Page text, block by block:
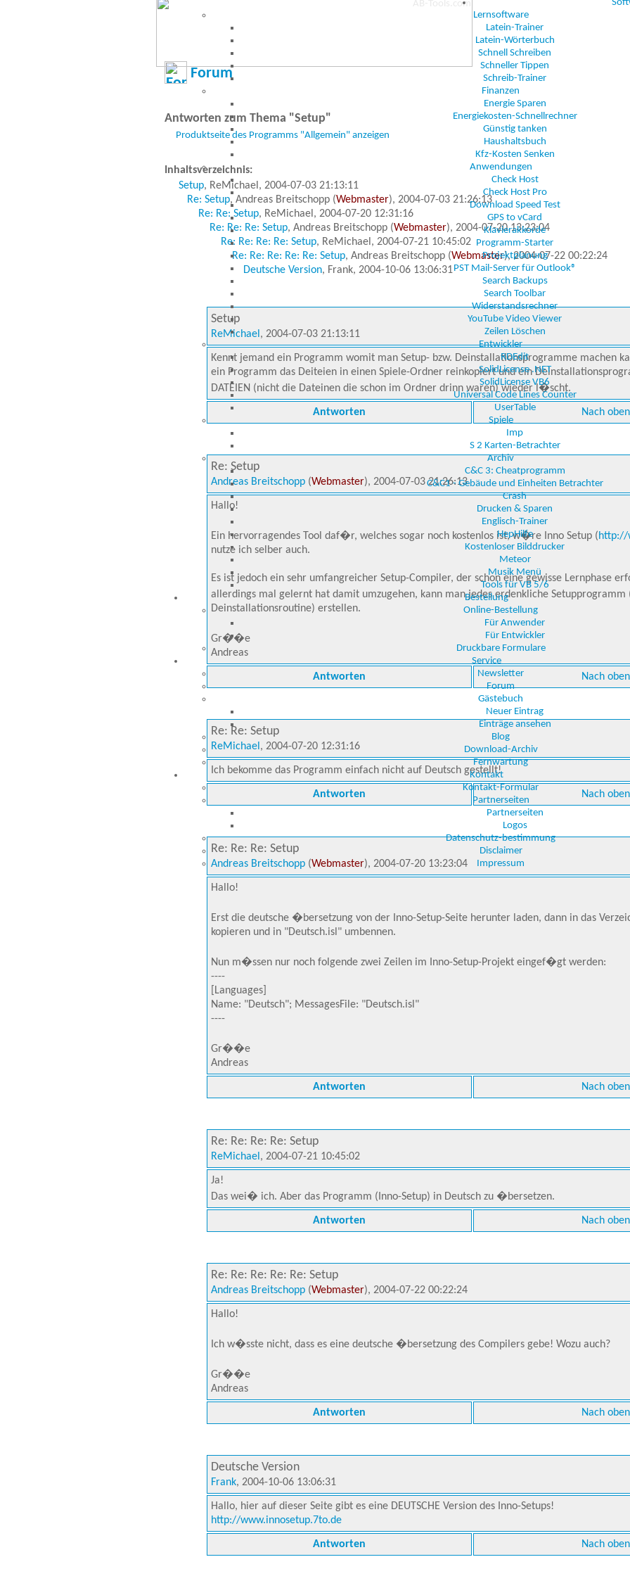
Lernsoftware
Latein-Trainer
Latein-Wörterbuch
Schnell Schreiben
Schneller Tippen
Schreib-Trainer
Finanzen
Energie Sparen
Energiekosten-Schnellrechner
Günstig tanken
Haushaltsbuch
Kfz-Kosten Senken
Anwendungen
Check Host
Check Host Pro
Download Speed Test
GPS to vCard
Klavierakkorde
Programm-Starter
Projektplanung
PST Mail-Server für Outlook®
Search Backups
Search Toolbar
Widerstandsrechner
YouTube Video Viewer
Zeilen Löschen
Entwickler
RDEdit
SolidLicense .NET
SolidLicense VB6
Universal Code Lines Counter
UserTable
Spiele
Imp
S 2 Karten-Betrachter
Archiv
C&C 3: Cheatprogramm
C&C1 - Gebäude und Einheiten Betrachter
Crash
Drucken & Sparen
Englisch-Trainer
HepHilfe
Kostenloser Bilddrucker
Meteor
Musik Menü
Tools für VB 5/6
Bestellung
Online-Bestellung
Für Anwender
Für Entwickler
Druckbare Formulare
Service
Newsletter
Forum
Gästebuch
Neuer Eintrag
Einträge ansehen
Blog
Download-Archiv
Fernwartung
Kontakt
Kontakt-Formular
Partnerseiten
Partnerseiten
Logos
Datenschutz-bestimmung
Disclaimer
Impressum
Forum
Antworten zum Thema "Setup"
Produktseite des Programms "Allgemein" anzeigen
Inhaltsverzeichnis:
Setup, ReMichael, 2004-07-03 21:13:11
Re: Setup, Andreas Breitschopp (Webmaster), 2004-07-03 21:26:13
Re: Re: Setup, ReMichael, 2004-07-20 12:31:16
Re: Re: Re: Setup, Andreas Breitschopp (Webmaster), 2004-07-20 13:23:04
Re: Re: Re: Re: Setup, ReMichael, 2004-07-21 10:45:02
Re: Re: Re: Re: Re: Setup, Andreas Breitschopp (Webmaster), 2004-07-22 00:22:24
Deutsche Version, Frank, 2004-10-06 13:06:31
Setup
ReMichael , 2004-07-03 21:13:11
Kennt jemand ein Programm womit man Setup- bzw. Deinstallationsprogramme machen
ein Programm das Deiteien in einen Spiele-Ordner reinkopiert und ein
DATEIEN (nicht die Dateinen die schon im Ordner drinn waren) wieder l�scht.
Antworten Nach oben
Re: Setup
Andreas Breitschopp (Webmaster), 2004-07-03 21:26:13
Hallo!
Ein hervorragendes Tool daf�r, welches sogar noch kostenlos ist, w�re Inno Setup (http://
nutze ich selber auch.
Es ist jedoch ein sehr umfangreicher Setup-Compiler, der schon eine gewisse Lernphase
allerdings mal gelernt hat damit umzugehen, kann man jedes erdenkliche
Deinstallationsroutine) erstellen.
Gr��e
Andreas
Antworten Nach oben
Re: Re: Setup
ReMichael , 2004-07-20 12:31:16
Ich bekomme das Programm einfach nicht auf Deutsch gestellt!
Antworten Nach oben
Re: Re: Re: Setup
Andreas Breitschopp (Webmaster), 2004-07-20 13:23:04
Hallo!
Erst die deutsche �bersetzung von der Inno-Setup-Seite herunter laden, dann in das
kopieren und in "Deutsch.isl" umbennen.
Nun m�ssen nur noch folgende zwei Zeilen im Inno-Setup-Projekt eingef�gt werden:
----
[Languages]
Name: "Deutsch"; MessagesFile: "Deutsch.isl"
----
Gr��e
Andreas
Antworten Nach oben
Re: Re: Re: Re: Setup
ReMichael , 2004-07-21 10:45:02
Ja!
Das wei� ich. Aber das Programm (Inno-Setup) in Deutsch zu �bersetzen.
Antworten Nach oben
Re: Re: Re: Re: Re: Setup
Andreas Breitschopp (Webmaster), 2004-07-22 00:22:24
Hallo!
Ich w�sste nicht, dass es eine deutsche �bersetzung des Compilers gebe! Wozu auch?
Gr��e
Andreas
Antworten Nach oben
Deutsche Version
Frank, 2004-10-06 13:06:31
Hallo, hier auf dieser Seite gibt es eine DEUTSCHE Version des Inno-Setups!
http://www.innosetup.7to.de
Antworten Nach oben